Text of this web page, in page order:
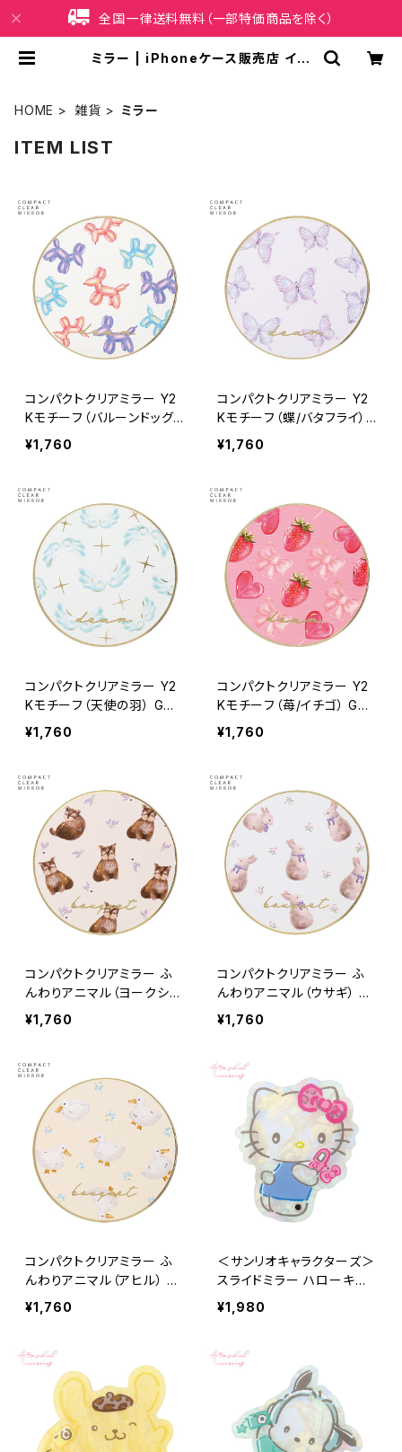
全国一律送料無料（一部特価商品を除く）
ミラー | iPhoneケース販売店 イマ
HOME 雑貨 ミラー
ITEM LIST
コンパクトクリアミラー Y2
Kモチーフ（バルーンドッグ）
GMR0216-D
¥1,760
コンパクトクリアミラー Y2
Kモチーフ（蝶/バタフライ）
GMR0216-C
¥1,760
コンパクトクリアミラー Y2
Kモチーフ（天使の羽） GMR
0216-B
¥1,760
コンパクトクリアミラー Y2
Kモチーフ（苺/イチゴ） GM
R0216-A
¥1,760
コンパクトクリアミラー ふ
んわりアニマル（ヨークシャ
テリア） GMR0215-C
¥1,760
コンパクトクリアミラー ふ
んわりアニマル（ウサギ） G
MR0215-B
¥1,760
コンパクトクリアミラー ふ
んわりアニマル（アヒル） G
MR0215-A
¥1,760
＜サンリオキャラクターズ＞
スライドミラー ハローキテ
ィ LSR-G012-F
¥1,980